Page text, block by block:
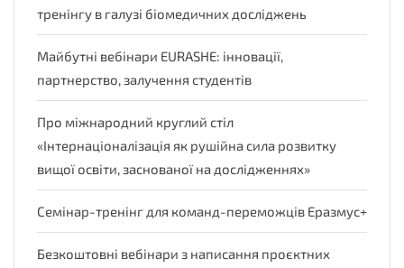
тренінгу в галузі біомедичних досліджень
Майбутні вебінари EURASHE: інновації,
партнерство, залучення студентів
Про міжнародний круглий стіл
«Інтернаціоналізація як рушійна сила розвитку
вищої освіти, заснованої на дослідженнях»
Семінар-тренінг для команд-переможців Еразмус+
Безкоштовні вебінари з написання проєктних